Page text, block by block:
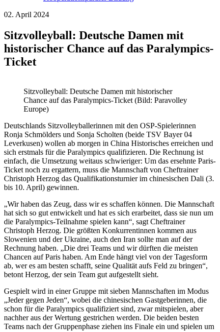
02. April 2024
Sitzvolleyball: Deutsche Damen mit
historischer Chance auf das Paralympics-
Ticket
Sitzvolleyball: Deutsche Damen mit historischer
Chance auf das Paralympics-Ticket (Bild: Paravolley
Europe)
Deutschlands Sitzvolleyballerinnen mit den OSP-Spielerinnen
Ronja Schmölders und Sonja Scholten (beide TSV Bayer 04
Leverkusen) wollen ab morgen in China Historisches erreichen und
sich erstmals für die Paralympics qualifizieren. Die Rechnung ist
einfach, die Umsetzung weitaus schwieriger: Um das ersehnte Paris-
Ticket noch zu ergattern, muss die Mannschaft von Cheftrainer
Christoph Herzog das Qualifikationsturnier im chinesischen Dali (3.
bis 10. April) gewinnen.
„Wir haben das Zeug, dass wir es schaffen können. Die Mannschaft
hat sich so gut entwickelt und hat es sich erarbeitet, dass sie nun um
die Paralympics-Teilnahme spielen kann“, sagt Cheftrainer
Christoph Herzog. Die größten Konkurrentinnen kommen aus
Slowenien und der Ukraine, auch den Iran sollte man auf der
Rechnung haben. „Die drei Teams und wir dürften die meisten
Chancen auf Paris haben. Am Ende hängt viel von der Tagesform
ab, wer es am besten schafft, seine Qualität aufs Feld zu bringen“,
betont Herzog, der sein Team gut aufgestellt sieht.
Gespielt wird in einer Gruppe mit sieben Mannschaften im Modus
„Jeder gegen Jeden“, wobei die chinesischen Gastgeberinnen, die
schon für die Paralympics qualifiziert sind, zwar mitspielen, aber
nachher aus der Wertung gestrichen werden. Die beiden besten
Teams nach der Gruppenphase ziehen ins Finale ein und spielen um